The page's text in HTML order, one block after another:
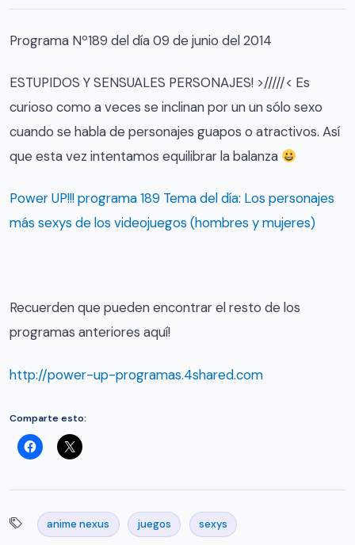
Programa Nº189 del día 09 de junio del 2014
ESTUPIDOS Y SENSUALES PERSONAJES! >/////< Es
curioso como a veces se inclinan por un un sólo sexo
cuando se habla de personajes guapos o atractivos. Así
que esta vez intentamos equilibrar la balanza
Power UP!!! programa 189 Tema del día: Los personajes
más sexys de los videojuegos (hombres y mujeres)
Recuerden que pueden encontrar el resto de los
programas anteriores aquí!
http://power-up-programas.4shared.com
Comparte esto:
anime nexus juegos sexys